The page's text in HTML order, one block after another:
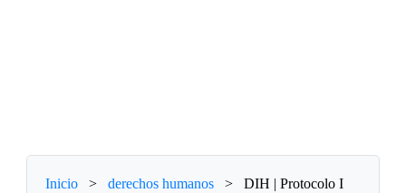
Inicio > derechos humanos >
DIH | Protocolo I